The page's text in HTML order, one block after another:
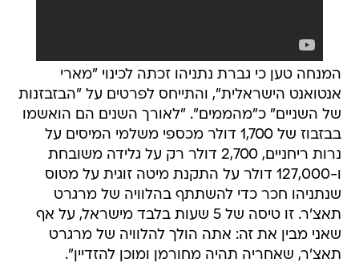
המנחה טען כי גברת נתניהו זכתה לכינוי "מארי
אנטואנט הישראלית", והתייחס לפרטים על "הבזבזנות
של השניים" כ"מהממים". "לאורך השנים הם הואשמו
בבזבוז של 1,700 דולר מכספי משלמי המיסים על
נרות ריחניים, 2,700 דולר רק על גלידה משובחת
ו-127,000 דולר על התקנת מיטה זוגית על מטוס
שנתניהו חכר כדי להשתתף בהלוויה של מרגרט
תאצ'ר. זו טיסה של 5 שעות בלבד מישראל, על אף
שאני מבין את זה: אתה הולך להלוויה של מרגרט
תאצ'ר, שאחריה תהיה מחורמן ומוכן להזדיין".